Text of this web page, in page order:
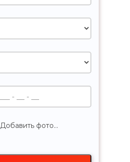
Добавить фото…